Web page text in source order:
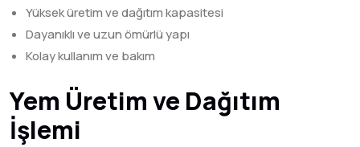
Yüksek üretim ve dağıtım kapasitesi
Dayanıklı ve uzun ömürlü yapı
Kolay kullanım ve bakım
Yem Üretim ve Dağıtım
İşlemi